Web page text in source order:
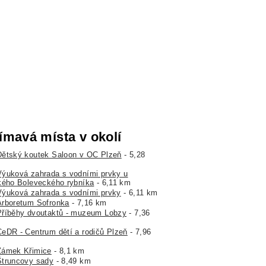
místa v okolí
koutek Saloon v OC Plzeň - 5,28
zahrada s vodními prvky u
Boleveckého rybníka- 6,11 km
zahrada s vodními prvky - 6,11 km
Sofronka- 7,16 km
dvoutaktů - muzeum Lobzy - 7,36
- Centrum dětí a rodičů Plzeň - 7,96
Křimice - 8,1 km
sady - 8,49 km